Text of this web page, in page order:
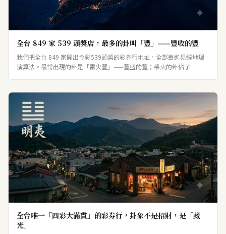
全台 849 家 539 頭獎店，最多的卦叫「豐」——豐收的豐
我們把全台 849 家開出今彩539頭獎的彩券行地址，全部丟進易經地理
演算法。最常出現的卦是「雷火豐」——豐盛的豐；帶火的卦佔了
全台唯一「四彩大滿貫」的彩券行，卦象不是招財，是「藏
光」